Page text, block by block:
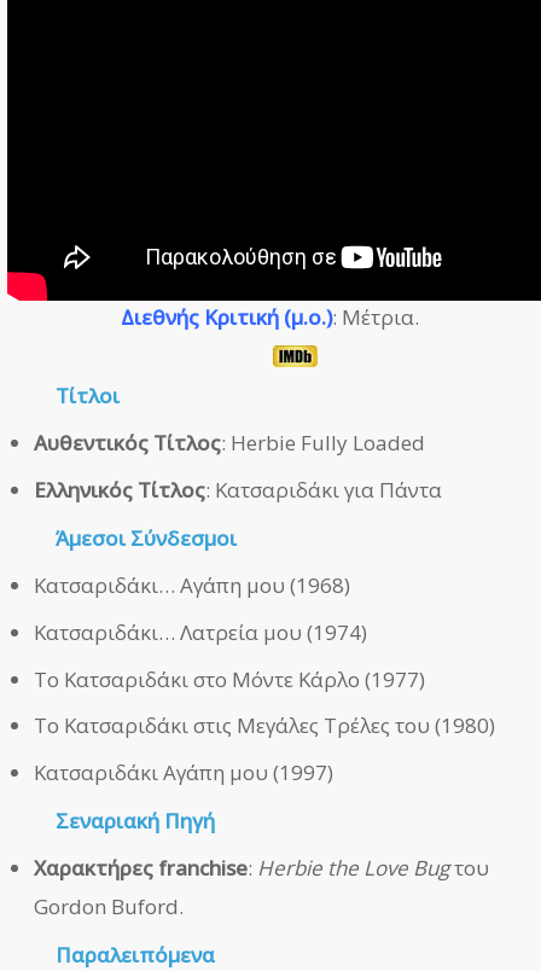
Διεθνής Κριτική (μ.ο.): Μέτρια.
Τίτλοι
Αυθεντικός Τίτλος: Herbie Fully Loaded
Ελληνικός Τίτλος: Κατσαριδάκι για Πάντα
ΆμεσοιΣύνδεσμοι
Κατσαριδάκι… Αγάπη μου (1968)
Κατσαριδάκι… Λατρεία μου (1974)
Το Κατσαριδάκι στο Μόντε Κάρλο (1977)
Το Κατσαριδάκι στις Μεγάλες Τρέλες του (1980)
Κατσαριδάκι Αγάπη μου (1997)
Σεναριακή Πηγή
Χαρακτήρες franchise: Herbie the Love Bugτου
Gordon Buford.
Παραλειπόμενα